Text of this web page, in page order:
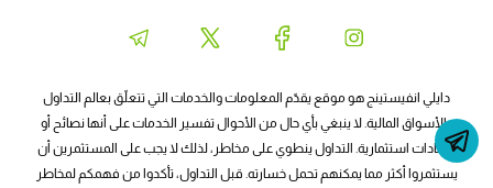
دايلي انفيستينج هو موقع يقدّم المعلومات والخدمات التي تتعلّق بعالم التداول
والأسواق المالية. لا ينبغي بأي حال من الأحوال تفسير الخدمات على أنها نصائح أو
إرشادات استثمارية. التداول ينطوي على مخاطر، لذلك لا يجب على المستثمرين أن
يستثمروا أكثر مما يمكنهم تحمل خسارته. قبل التداول، تأكدوا من فهمكم لمخاطر